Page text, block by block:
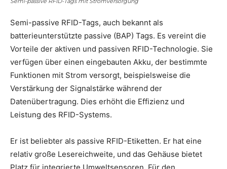
Semi-passive RFID-Tags, auch bekannt als
batterieunterstützte passive (BAP) Tags. Es vereint die
Vorteile der aktiven und passiven RFID-Technologie. Sie
verfügen über einen eingebauten Akku, der bestimmte
Funktionen mit Strom versorgt, beispielsweise die
Verstärkung der Signalstärke während der
Datenübertragung. Dies erhöht die Effizienz und
Leistung des RFID-Systems.
Er ist beliebter als passive RFID-Etiketten. Er hat eine
relativ große Lesereichweite, und das Gehäuse bietet